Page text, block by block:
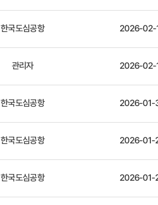
한국도심공항 2026-02-
관리자 2026-02-
한국도심공항 2026-01-
한국도심공항 2026-01-
한국도심공항 2026-01-